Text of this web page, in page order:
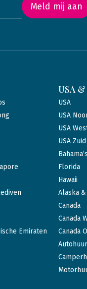
Meld mij aan
Emiraten
USA
USA
USA
USA
USA Zuid
Bahama’s
Florida
Hawaii
Alaska
Canada
Canada
Canada
Autohuur